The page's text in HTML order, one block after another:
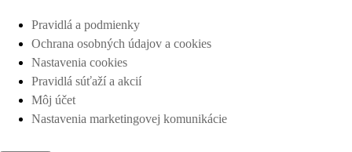
Pravidlá a podmienky
Ochrana osobných údajov a cookies
Nastavenia cookies
Pravidlá súťaží a akcií
Môj účet
Nastavenia marketingovej komunikácie